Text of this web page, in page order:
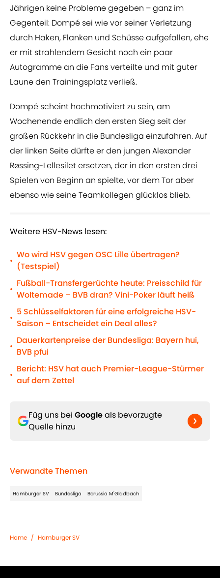
Jährigen keine Probleme gegeben – ganz im
Gegenteil: Dompé sei wie vor seiner Verletzung
durch Haken, Flanken und Schüsse aufgefallen, ehe
er mit strahlendem Gesicht noch ein paar
Autogramme an die Fans verteilte und mit guter
Laune den Trainingsplatz verließ.
Dompé scheint hochmotiviert zu sein, am
Wochenende endlich den ersten Sieg seit der
großen Rückkehr in die Bundesliga einzufahren. Auf
der linken Seite dürfte er den jungen Alexander
Røssing-Lellesilet ersetzen, der in den ersten drei
Spielen von Beginn an spielte, vor dem Tor aber
ebenso wie seine Teamkollegen glücklos blieb.
Weitere HSV-News lesen:
•
Wo wird HSV gegen OSC Lille übertragen?
(Testspiel)
•
Fußball-Transfergerüchte heute: Preisschild für
Woltemade – BVB dran? Vini-Poker läuft heiß
•
5 Schlüsselfaktoren für eine erfolgreiche HSV-
Saison – Entscheidet ein Deal alles?
•
Dauerkartenpreise der Bundesliga: Bayern hui,
BVB pfui
•
Bericht: HSV hat auch Premier-League-Stürmer
auf dem Zettel
Füg uns bei Googleals bevorzugte
Quelle hinzu
Verwandte Themen
Hamburger SV Bundesliga Borussia M'Gladbach
Home / Hamburger SV